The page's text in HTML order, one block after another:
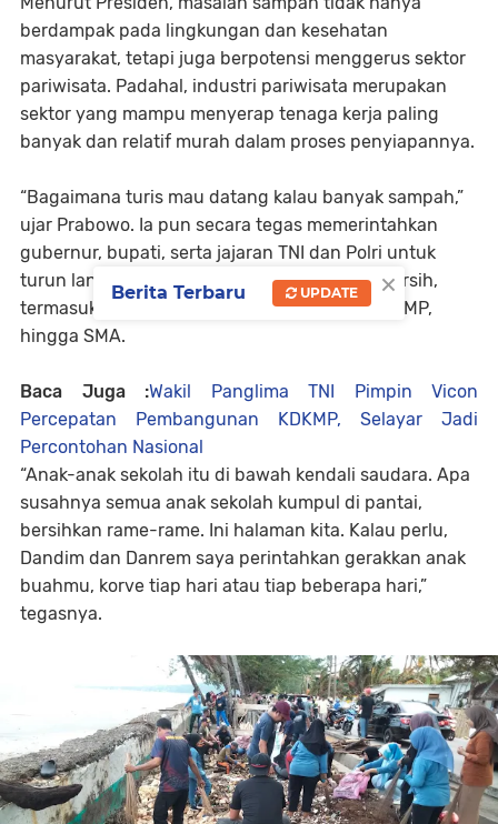
berdampak pada lingkungan dan kesehatan
masyarakat, tetapi juga berpotensi menggerus sektor
pariwisata. Padahal, industri pariwisata merupakan
sektor yang mampu menyerap tenaga kerja paling
banyak dan relatif murah dalam proses penyiapannya.
“Bagaimana turis mau datang kalau banyak sampah,”
ujar Prabowo. Ia pun secara tegas memerintahkan
gubernur, bupati, serta jajaran TNI dan Polri untuk
turun langsung menggerakkan aksi bersih-bersih,
termasuk melibatkan pelajar dari tingkat SD, SMP,
hingga SMA.
Baca Juga :Wakil Panglima TNI Pimpin Vicon
Percepatan Pembangunan KDKMP, Selayar Jadi
Percontohan Nasional
“Anak-anak sekolah itu di bawah kendali saudara. Apa
susahnya semua anak sekolah kumpul di pantai,
bersihkan rame-rame. Ini halaman kita. Kalau perlu,
Dandim dan Danrem saya perintahkan gerakkan anak
buahmu, korve tiap hari atau tiap beberapa hari,”
tegasnya.
×
Berita Terbaru UPDATE